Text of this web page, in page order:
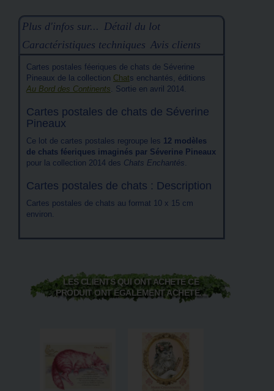
Plus d'infos sur... Détail du lot
Caractéristiques techniques Avis clients
Cartes postales féeriques de chats de Séverine
Pineaux de la collection Chats enchantés, éditions
Au Bord des Continents. Sortie en avril 2014.
Cartes postales de chats de Séverine
Pineaux
Ce lot de cartes postales regroupe les 12 modèles
de chats féeriques imaginés par Séverine Pineaux
pour la collection 2014 des Chats Enchantés.
Cartes postales de chats : Description
Cartes postales de chats au format 10 x 15 cm
environ.
LES CLIENTS QUI ONT ACHETÉ CE
PRODUIT ONT ÉGALEMENT ACHETÉ...